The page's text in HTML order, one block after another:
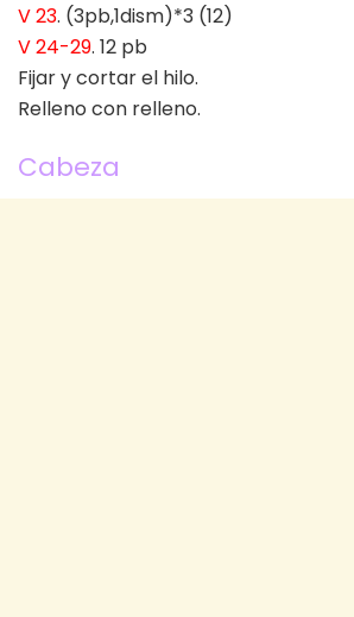
V 23. (3pb,1dism)*3 (12)
V 24-29. 12 pb
Fijar y cortar el hilo.
Relleno con relleno.
Cabeza